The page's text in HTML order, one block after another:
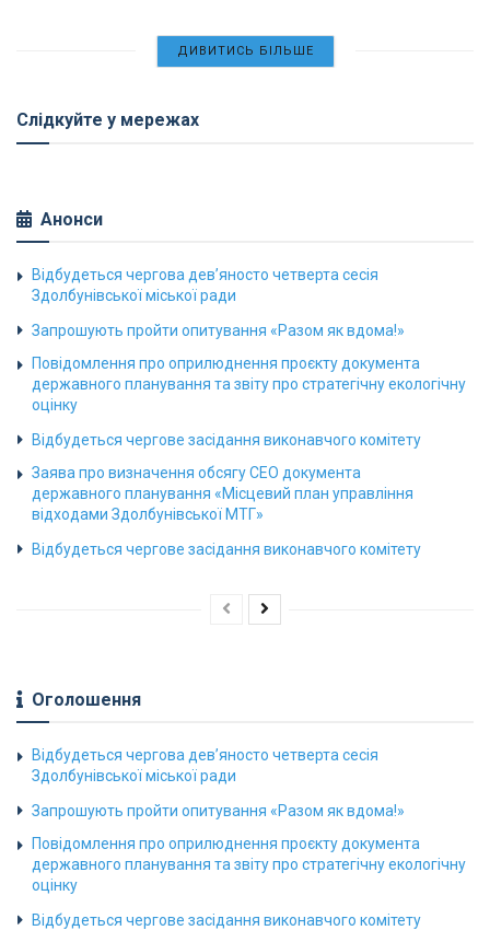
ДИВИТИСЬ БІЛЬШЕ
Слідкуйте у мережах
Анонси
Відбудеться чергова дев’яносто четверта сесія
Здолбунівської міської ради
Запрошують пройти опитування «Разом як вдома!»
Повідомлення про оприлюднення проєкту документа
державного планування та звіту про стратегічну екологічну
оцінку
Відбудеться чергове засідання виконавчого комітету
Заява про визначення обсягу СЕО документа
державного планування «Місцевий план управління
відходами Здолбунівської МТГ»
Відбудеться чергове засідання виконавчого комітету
Оголошення
Відбудеться чергова дев’яносто четверта сесія
Здолбунівської міської ради
Запрошують пройти опитування «Разом як вдома!»
Повідомлення про оприлюднення проєкту документа
державного планування та звіту про стратегічну екологічну
оцінку
Відбудеться чергове засідання виконавчого комітету